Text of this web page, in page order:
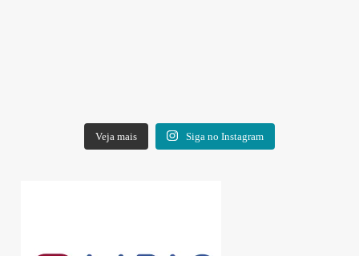
Veja mais Siga no Instagram